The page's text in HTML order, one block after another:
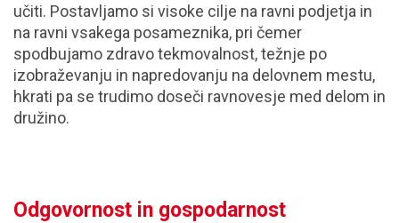
učiti. Postavljamo si visoke cilje na ravni podjetja in
na ravni vsakega posameznika, pri čemer
spodbujamo zdravo tekmovalnost, težnje po
izobraževanju in napredovanju na delovnem mestu,
hkrati pa se trudimo doseči ravnovesje med delom in
družino.
Odgovornost in gospodarnost